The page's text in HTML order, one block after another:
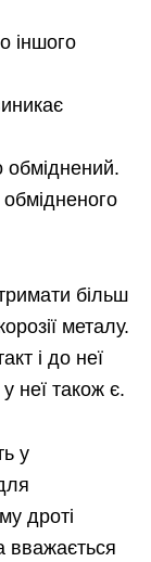
іншого
обміднений.
більш
металу.
і до неї
неї також є.
у
дроті
вважається